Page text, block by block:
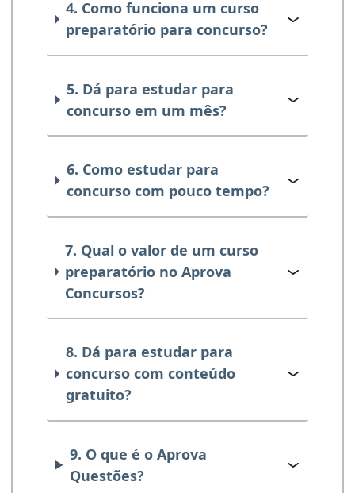
4. Como funciona um curso
preparatório para concurso?
5. Dá para estudar para
concurso em um mês?
6. Como estudar para
concurso com pouco tempo?
7. Qual o valor de um curso
preparatório no Aprova
Concursos?
8. Dá para estudar para
concurso com conteúdo
gratuito?
9. O que é o Aprova
Questões?